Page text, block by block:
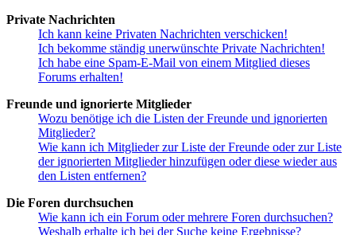
Private Nachrichten
Ich kann keine Privaten Nachrichten verschicken!
Ich bekomme ständig unerwünschte Private Nachrichten!
Ich habe eine Spam-E-Mail von einem Mitglied dieses
Forums erhalten!
Freunde und ignorierte Mitglieder
Wozu benötige ich die Listen der Freunde und ignorierten
Mitglieder?
Wie kann ich Mitglieder zur Liste der Freunde oder zur Liste
der ignorierten Mitglieder hinzufügen oder diese wieder aus
den Listen entfernen?
Die Foren durchsuchen
Wie kann ich ein Forum oder mehrere Foren durchsuchen?
Weshalb erhalte ich bei der Suche keine Ergebnisse?